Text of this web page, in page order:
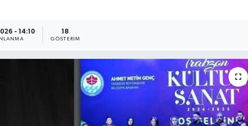
- 14:10 18
GÖSTERIM